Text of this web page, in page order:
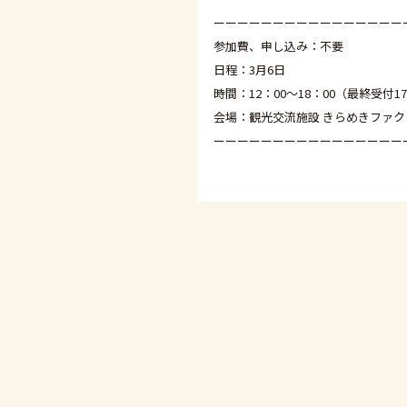
ーーーーーーーーーーーーーーー
参加費、申し込み：不要
日程：3月6日
時間：12：00〜18：00（最終受付17
会場：観光交流施設 きらめきファ
ーーーーーーーーーーーーーーー